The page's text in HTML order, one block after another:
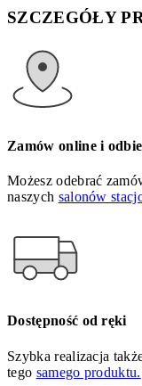
SZCZEGÓŁY
Zamów online i
Możesz odebrać
naszych salonów
Dostępność od ręki
Szybka realizacja
tego samego produktu.